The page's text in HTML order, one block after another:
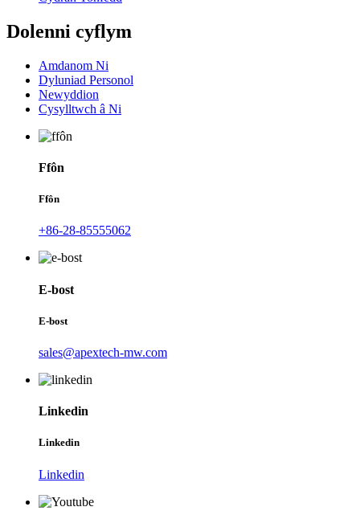
Dolenni cyflym
Amdanom Ni
Dyluniad Personol
Newyddion
Cysylltwch â Ni
Ffôn
Ffôn
+86-28-85555062
E-bost
E-bost
sales@apextech-mw.com
Linkedin
Linkedin
Linkedin